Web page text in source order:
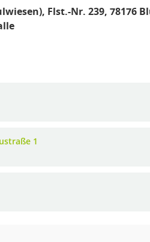
Flst.-Nr. 239, 78176
1